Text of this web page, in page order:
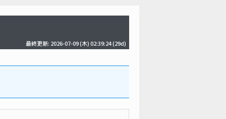
最終更新: 2026-07-09 (木) 02:39:24(29d)